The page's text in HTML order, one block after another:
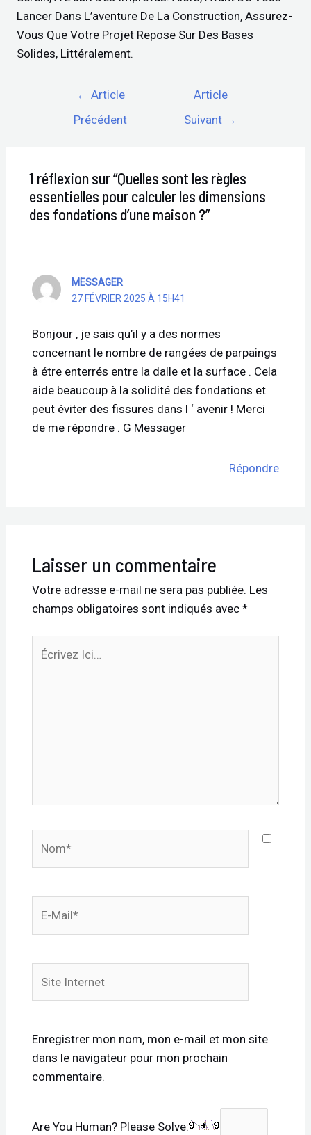
Lancer Dans L’aventure De La Construction, Assurez-
Vous Que Votre Projet Repose Sur Des Bases
Solides, Littéralement.
← Article
Précédent
Article
Suivant →
1 réflexion sur “Quelles sont les règles
essentielles pour calculer les dimensions
des fondations d’une maison ?”
MESSAGER
27 FÉVRIER 2025 À 15H41
Bonjour , je sais qu’il y a des normes
concernant le nombre de rangées de parpaings
à étre enterrés entre la dalle et la surface . Cela
aide beaucoup à la solidité des fondations et
peut éviter des fissures dans l ‘ avenir ! Merci
de me répondre . G Messager
Répondre
Laisser un commentaire
Votre adresse e-mail ne sera pas publiée. Les
champs obligatoires sont indiqués avec *
Ici…
mail*
Internet
Enregistrer mon nom, mon e-mail et mon site
dans le navigateur pour mon prochain
commentaire.
Are You Human? Please Solve: